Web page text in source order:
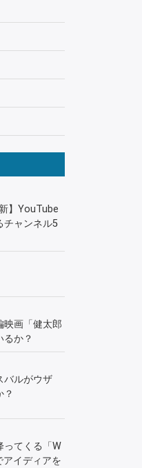
】YouTube
チャンネル5
映画「健太郎
るか？
バルがウザ
？
ってくる「W
イディアを